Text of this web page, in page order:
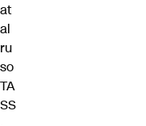
at
al
ru
so
TA
SS